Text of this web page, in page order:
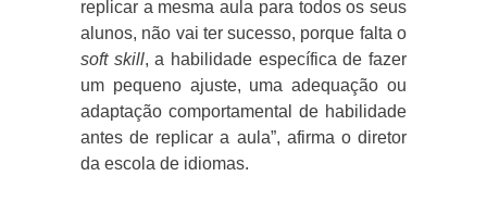
replicar a mesma aula para todos os seus
alunos, não vai ter sucesso, porque falta o
soft skill, a habilidade específica de fazer
um pequeno ajuste, uma adequação ou
adaptação comportamental de habilidade
antes de replicar a aula”, afirma o diretor
da escola de idiomas.